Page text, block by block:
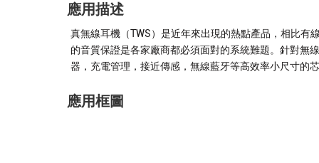
應用描述
真無線耳機（TWS）是近年來出現的熱點產品，相比有
的音質保證是各家廠商都必須面對的系統難題。針對無
器，充電管理，接近傳感，無線藍牙等高效率小尺寸的
應用框圖